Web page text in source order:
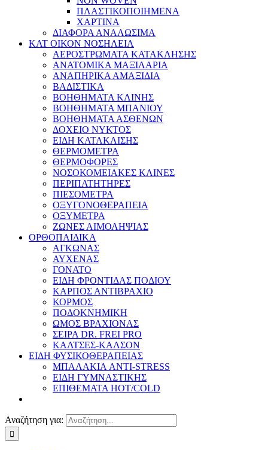
ΠΛΑΣΤΙΚΟΠΟΙΗΜΕΝΑ
ΧΑΡΤΙΝΑ
ΔΙΑΦΟΡΑ ΑΝΑΛΩΣΙΜΑ
ΚΑΤ ΟΙΚΟΝ ΝΟΣΗΛΕΙΑ
ΑΕΡΟΣΤΡΩΜΑΤΑ ΚΑΤΑΚΛΗΣΗΣ
ΑΝΑΤΟΜΙΚΑ ΜΑΞΙΛΑΡΙΑ
ΑΝΑΠΗΡΙΚΑ ΑΜΑΞΙΔΙΑ
ΒΑΔΙΣΤΙΚΑ
ΒΟΗΘΗΜΑΤΑ ΚΛΙΝΗΣ
ΒΟΗΘΗΜΑΤΑ ΜΠΑΝΙΟΥ
ΒΟΗΘΗΜΑΤΑ ΑΣΘΕΝΩΝ
ΔΟΧΕΙΟ ΝΥΚΤΟΣ
ΕΙΔΗ ΚΑΤΑΚΛΙΣΗΣ
ΘΕΡΜΟΜΕΤΡΑ
ΘΕΡΜΟΦΟΡΕΣ
ΝΟΣΟΚΟΜΕΙΑΚΕΣ ΚΛΙΝΕΣ
ΠΕΡΙΠΑΤΗΤΗΡΕΣ
ΠΙΕΣΟΜΕΤΡΑ
ΟΞΥΓΟΝΟΘΕΡΑΠΕΙΑ
ΟΞΥΜΕΤΡΑ
ΖΩΝΕΣ ΑΙΜΟΛΗΨΙΑΣ
ΟΡΘΟΠΑΙΔΙΚΑ
ΑΓΚΩΝΑΣ
ΑΥΧΕΝΑΣ
ΓΟΝΑΤΟ
ΕΙΔΗ ΦΡΟΝΤΙΔΑΣ ΠΟΔΙΟΥ
ΚΑΡΠΟΣ ΑΝΤΙΒΡΑΧΙΟ
ΚΟΡΜΟΣ
ΠΟΔΟΚΝΗΜΙΚΗ
ΩΜΟΣ ΒΡΑΧΙΟΝΑΣ
ΣΕΙΡΑ DR. FREI PRO
ΚΑΛΤΣΕΣ-ΚΑΛΣΟΝ
ΕΙΔΗ ΦΥΣΙΚΟΘΕΡΑΠΕΙΑΣ
ΜΠΑΛΑΚΙΑ ANTI-STRESS
ΕΙΔΗ ΓΥΜΝΑΣΤΙΚΗΣ
ΕΠΙΘΕΜΑΤΑ HOT/COLD
Αναζήτηση για: